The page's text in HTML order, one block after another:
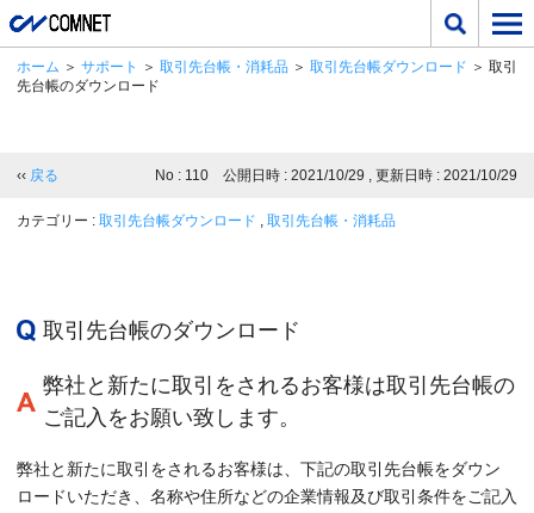
ホーム ＞ サポート ＞ 取引先台帳・消耗品 ＞ 取引先台帳ダウンロード ＞ 取引
先台帳のダウンロード
‹‹ 戻る No : 110 公開日時 : 2021/10/29 , 更新日時 : 2021/10/29
カテゴリー : 取引先台帳ダウンロード , 取引先台帳・消耗品
取引先台帳のダウンロード
弊社と新たに取引をされるお客様は取引先台帳の
ご記入をお願い致します。
弊社と新たに取引をされるお客様は、下記の取引先台帳をダウン
ロードいただき、名称や住所などの企業情報及び取引条件をご記入